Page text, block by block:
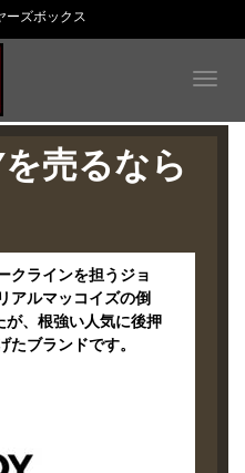
ーズボックス
T
g
売るなら
クラインを担うジョ
アルマッコイズの倒
が、根強い人気に後押
たブランドです。